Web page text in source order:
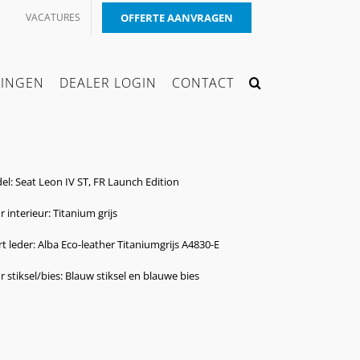
VACATURES OFFERTE AANVRAGEN
DEALER LOGIN CONTACT
Seat Leon IV ST, FR Launch Edition
interieur: Titanium grijs
leder: Alba Eco-leather Titaniumgrijs A4830-E
stiksel/bies: Blauw stiksel en blauwe bies